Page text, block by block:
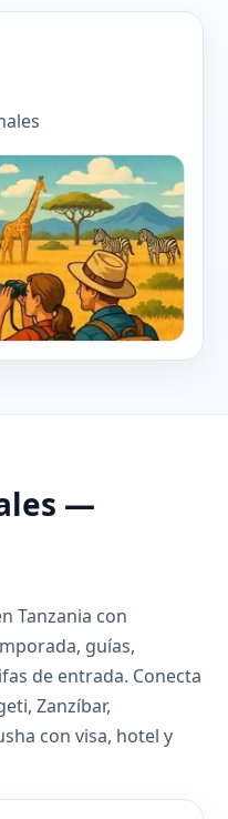
—
Tanzania con
guías,
de entrada. Conecta
Zanzíbar,
con visa, hotel y